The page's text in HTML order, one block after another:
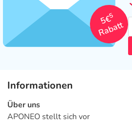
5€
5
Rabatt
Informationen
Über uns
APONEO stellt sich vor